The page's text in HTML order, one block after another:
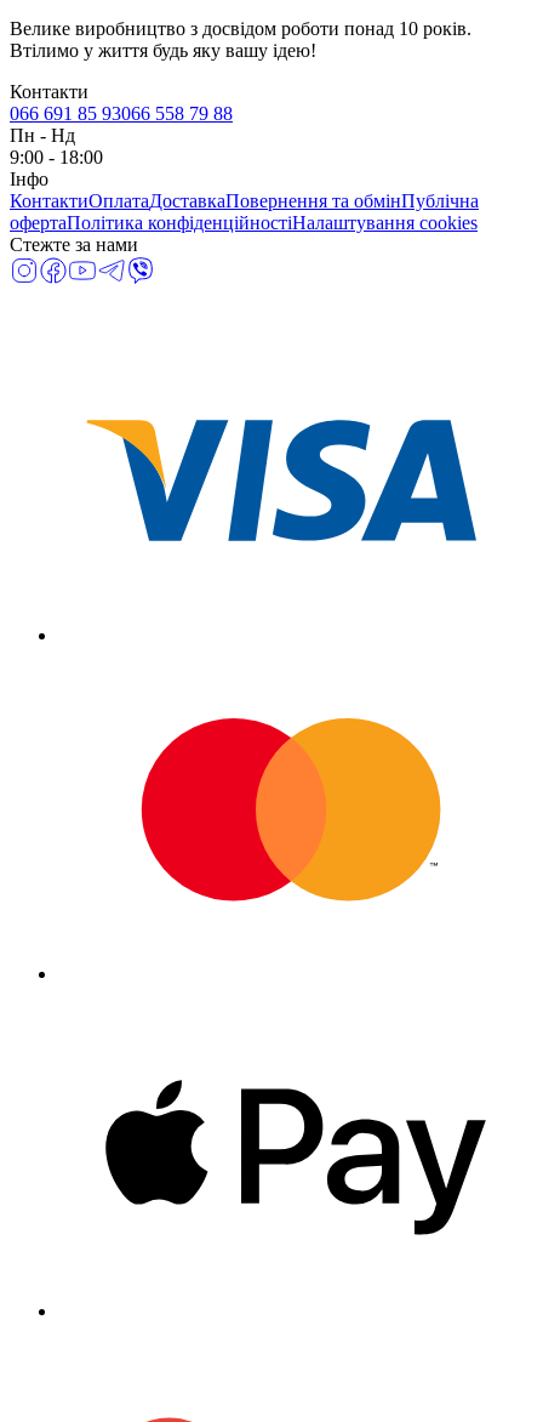
Велике виробництво з досвідом роботи понад 10 років.
Втілимо у життя будь яку вашу ідею!
Контакти
066 691 85 93066 558 79 88
Пн - Нд
9:00 - 18:00
Інфо
КонтактиОплатаДоставкаПовернення та обмінПублічна
офертаПолітика конфіденційностіНалаштування cookies
Стежте за нами